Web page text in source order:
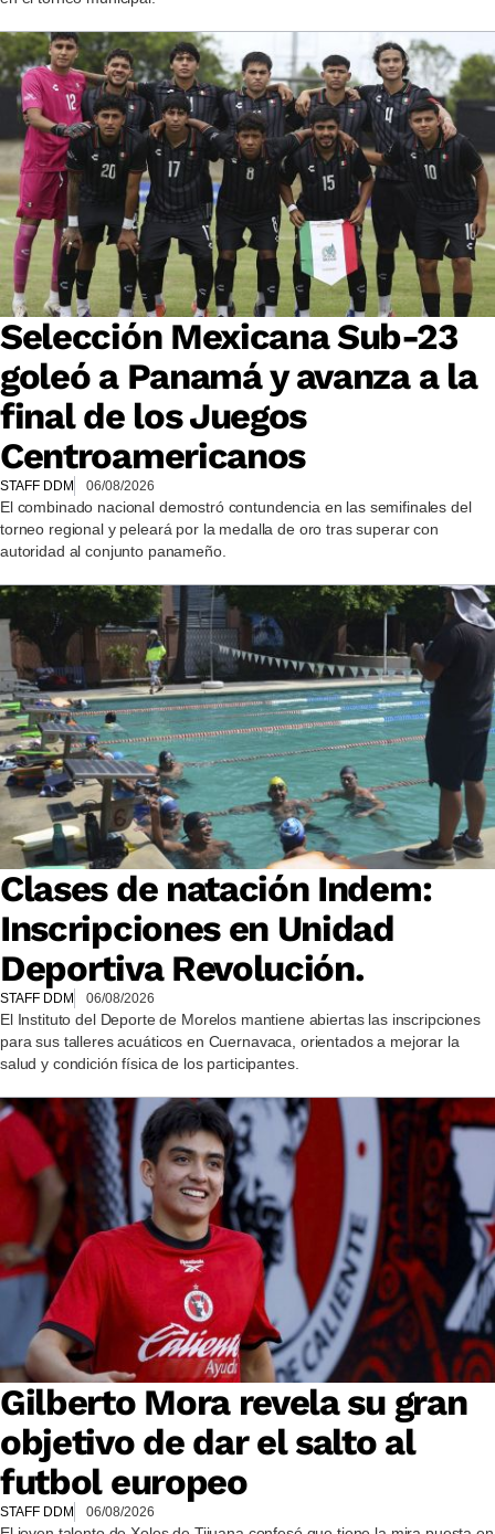
Selección Mexicana Sub-23
goleó a Panamá y avanza a la
final de los Juegos
Centroamericanos
STAFF DDM 06/08/2026
El combinado nacional demostró contundencia en las semifinales del
torneo regional y peleará por la medalla de oro tras superar con
autoridad al conjunto panameño.
Clases de natación Indem:
Inscripciones en Unidad
Deportiva Revolución.
STAFF DDM 06/08/2026
El Instituto del Deporte de Morelos mantiene abiertas las inscripciones
para sus talleres acuáticos en Cuernavaca, orientados a mejorar la
salud y condición física de los participantes.
Gilberto Mora revela su gran
objetivo de dar el salto al
futbol europeo
STAFF DDM 06/08/2026